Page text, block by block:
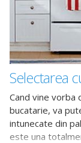
Selectarea
Cand vine vorba
bucatarie, va
intunecate din
este una